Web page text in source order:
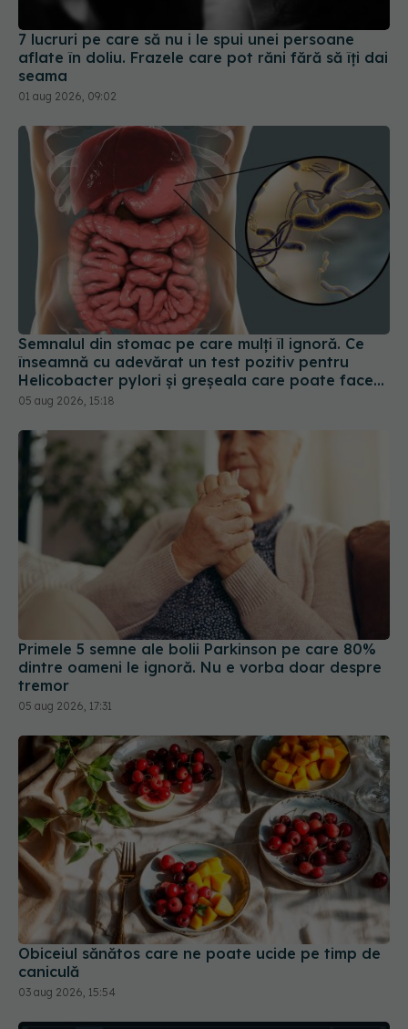
7 lucruri pe care să nu i le spui unei persoane
aflate în doliu. Frazele care pot răni fără să îți dai
seama
01 aug 2026, 09:02
Semnalul din stomac pe care mulți îl ignoră. Ce
înseamnă cu adevărat un test pozitiv pentru
Helicobacter pylori și greșeala care poate face
tratamentul mult mai dificil
05 aug 2026, 15:18
Primele 5 semne ale bolii Parkinson pe care 80%
dintre oameni le ignoră. Nu e vorba doar despre
tremor
05 aug 2026, 17:31
Obiceiul sănătos care ne poate ucide pe timp de
caniculă
03 aug 2026, 15:54